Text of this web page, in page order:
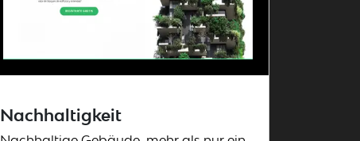
Nachhaltigkeit